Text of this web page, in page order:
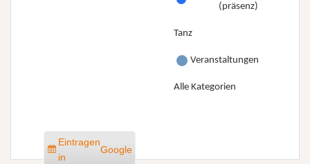
(präsenz)
Tanz
Veranstaltungen
Alle Kategorien
Eintragen
in
Google